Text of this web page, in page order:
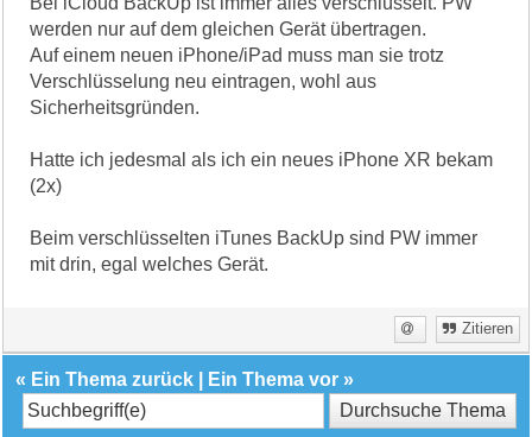
werden nur auf dem gleichen Gerät übertragen.
Auf einem neuen iPhone/iPad muss man sie trotz
Verschlüsselung neu eintragen, wohl aus
Sicherheitsgründen.
Hatte ich jedesmal als ich ein neues iPhone XR bekam
(2x)
Beim verschlüsselten iTunes BackUp sind PW immer
mit drin, egal welches Gerät.
Zitieren
« Ein Thema zurück Ein Thema vor »